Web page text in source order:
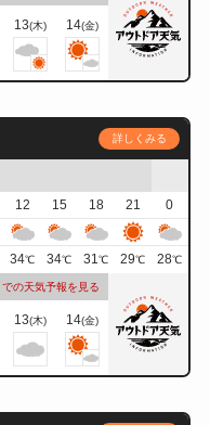
13(木) 14(金)
詳しくみる
12 15 18 21
0
34℃ 34℃ 31℃ 29℃ 28℃
の天気予報を見る
13(木) 14(金)